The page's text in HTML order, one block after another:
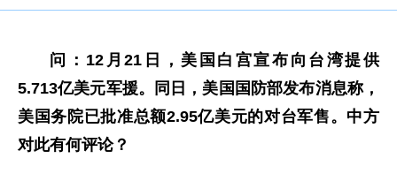
问：12月21日，美国白宫宣布向台湾提供
5.713亿美元军援。同日，美国国防部发布消息称，
美国务院已批准总额2.95亿美元的对台军售。中方
对此有何评论？